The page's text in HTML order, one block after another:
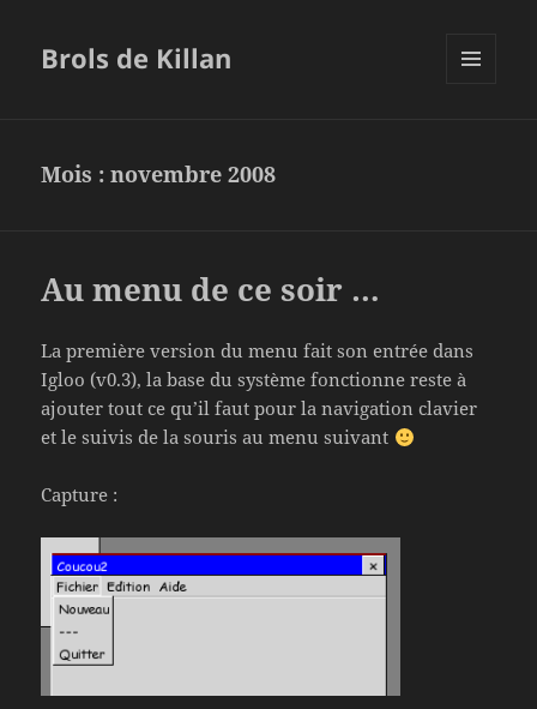
Brols de Killan
Mois :novembre 2008
Au menu de ce soir …
La première version du menu fait son entrée dans
Igloo (v0.3), la base du système fonctionne reste à
ajouter tout ce qu’il faut pour la navigation clavier
et le suivis de la souris au menu suivant
Capture :